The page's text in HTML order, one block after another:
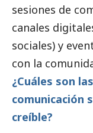
sesiones de
canales
sociales) y
con la
¿Cuáles son
comunicación
creíble?